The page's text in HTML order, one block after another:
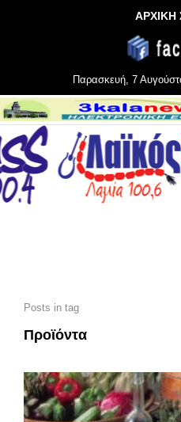
ΑΡΧΙΚΗ
Παρασκευή, 7
Posts in tag
Προϊόντα